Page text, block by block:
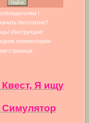
!
бесплатно?
Инструкции!
комментарии
страница
Квест, Я ищу
Симулятор